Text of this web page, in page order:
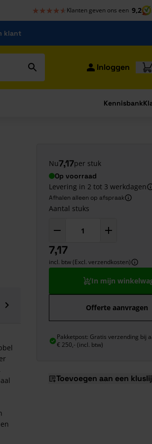
★★★★★
★★★★★ Klanten geven ons een 9,2
klant
Inloggen
Kennisbank
Nu7,17per stuk
Op voorraad
Levering in 2 tot 3 werkdagen
Afhalen alleen op afspraak
Aantal stuks
7,17
incl. btw (Excl. verzendkosten)
In mijn
Offerte aanvragen
Pakketpost: Gratis verzending bij
€ 250,- (incl. btw)
Toevoegen aan een